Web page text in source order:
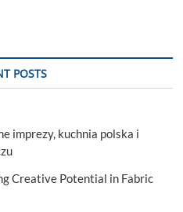
POSTS
imprezy, kuchnia polska i
Creative Potential in Fabric